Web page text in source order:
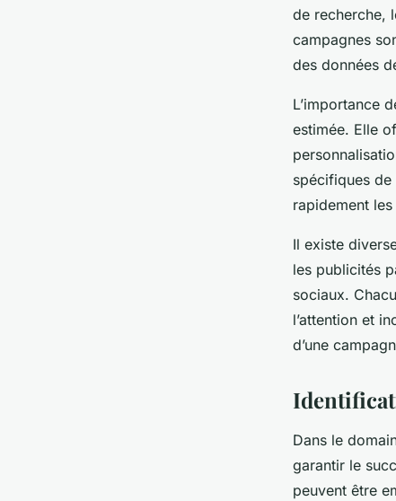
de recherche,
campagnes
des données
L’importance
estimée. Elle
spécifiques de
rapidement
Il existe
les publicités
sociaux.
l’attention et
d’une
Dans le
garantir le
peuvent être